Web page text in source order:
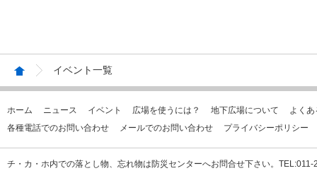
イベント一覧
ホーム ニュース イベント 広場を使うには？ 地下広場について
よく
各種電話でのお問い合わせ
メールでのお問い合わせ プライバシーポリシー
チ・カ・ホ内での落とし物、忘れ物は防災センターへお問合せ下さい。